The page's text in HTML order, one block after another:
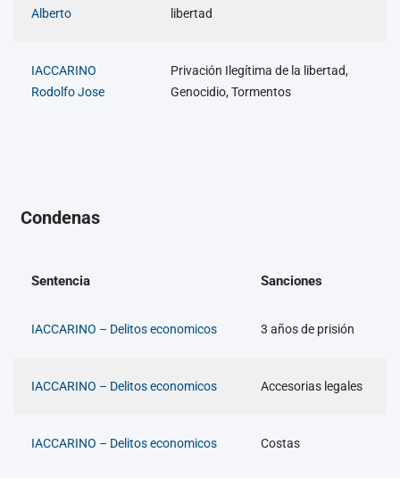
Alberto
libertad
IACCARINO
Rodolfo Jose
Privación Ilegítima de la libertad,
Genocidio, Tormentos
Condenas
Sentencia Sanciones
IACCARINO – Delitos economicos 3 años de prisión
IACCARINO – Delitos economicos Accesorias legales
IACCARINO – Delitos economicos Costas